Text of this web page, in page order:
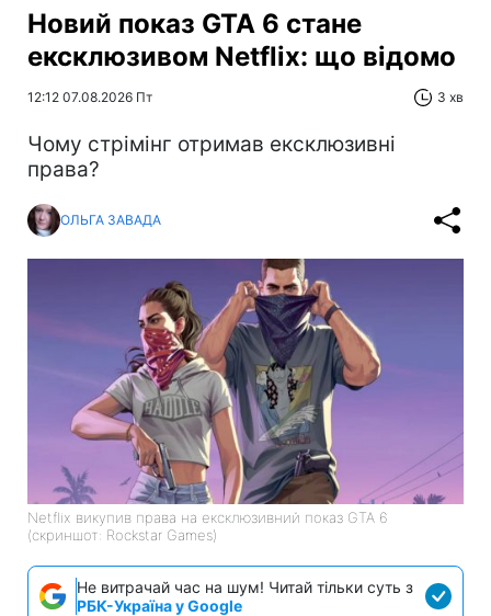
Новий показ GTA 6 стане
ексклюзивом Netflix: що відомо
12:12 07.08.2026 Пт 3 хв
Чому стрімінг отримав ексклюзивні
права?
ОЛЬГА ЗАВАДА
Netflix викупив права на ексклюзивний показ GTA 6
(скриншот: Rockstar Games)
Не витрачай час на шум! Читай тільки суть з
РБК-Україна у Google